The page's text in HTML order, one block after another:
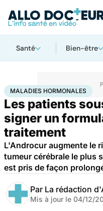
Santé Bien-être
AccueilSantéMaladiesCancer
MALADIES HORMONALES
Les patients
signer un
traitement
L'Androcur augmente le
tumeur cérébrale le plus
est pris de façon
Par La rédaction
Mis à jour le 04/12/